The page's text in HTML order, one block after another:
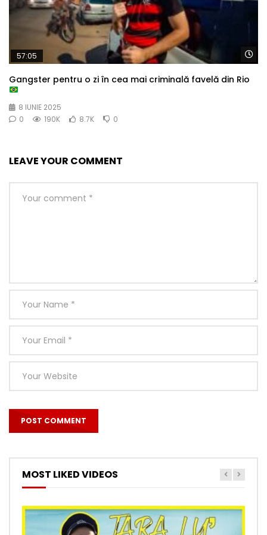
57:05
Gangster pentru o zi în cea mai criminală favelă din Rio
8 IUNIE 2025
0
190K 8.7K 0
LEAVE YOUR COMMENT
MOST LIKED VIDEOS